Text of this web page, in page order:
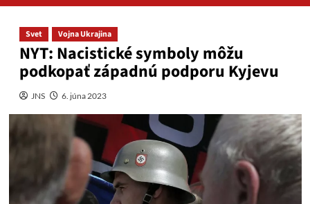
Svet Vojna Ukrajina
NYT: Nacistické symboly môžu
podkopať západnú podporu Kyjevu
JNS 6. júna 2023